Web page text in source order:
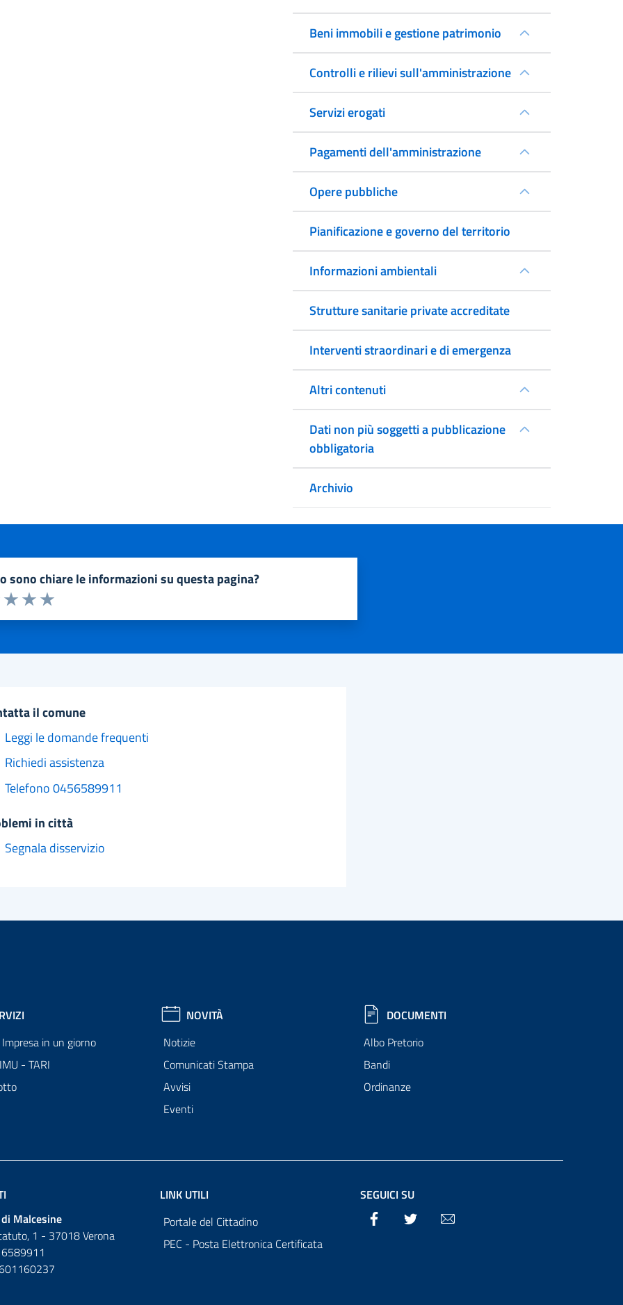
Beni immobili e gestione patrimonio
Controlli e rilievi sull'amministrazione
Servizi erogati
Pagamenti dell'amministrazione
Opere pubbliche
Pianificazione e governo del territorio
Informazioni ambientali
Strutture sanitarie private accreditate
Interventi straordinari e di emergenza
Altri contenuti
Dati non più soggetti a pubblicazione
obbligatoria
Archivio
sono chiare le informazioni su questa pagina?
1 a 5 stelle la pagina
Valuta 5 stelle su 5
Valuta 4 stelle su 5
Valuta 3 stelle su 5
2 stelle su 5
stelle su 5
il comune
Leggi le domande frequenti
Richiedi assistenza
Telefono 0456589911
in città
Segnala disservizio
in un giorno
- TARI
NOVITÀ
Notizie
Comunicati Stampa
Avvisi
Eventi
DOCUMENTI
Albo Pretorio
Bandi
Ordinanze
Malcesine
1 - 37018 Verona
LINK UTILI
Portale del Cittadino
PEC - Posta Elettronica Certificata
SEGUICI SU
Facebook Twitter